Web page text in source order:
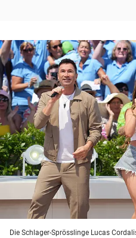
Die Schlager-Sprösslinge Lucas